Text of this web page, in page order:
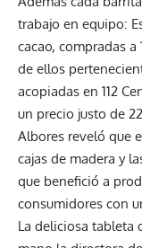
trabajo en equipo:
cacao, compradas
de ellos
acopiadas en 112
un precio justo de
Albores reveló que
cajas de madera y
que benefició a
consumidores con
La deliciosa tableta